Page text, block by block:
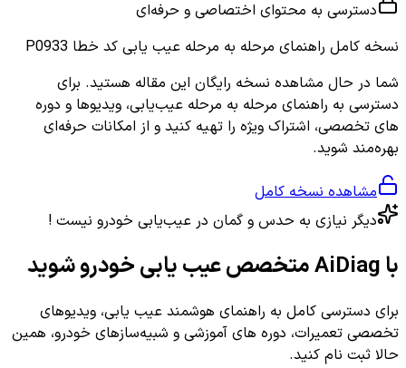
دسترسی به محتوای اختصاصی و حرفه‌ای
نسخه کامل راهنمای مرحله به مرحله عیب یابی کد خطا P0933
شما در حال مشاهده نسخه رایگان این مقاله هستید. برای
دسترسی به راهنمای مرحله به مرحله عیب‌یابی، ویدیوها و دوره
های تخصصی، اشتراک ویژه را تهیه کنید و از امکانات حرفه‌ای
بهره‌مند شوید.
مشاهده نسخه کامل
دیگر نیازی به حدس و گمان در عیب‌یابی خودرو نیست !
با AiDiag متخصص عیب یابی خودرو شوید
برای دسترسی کامل به راهنمای هوشمند عیب یابی، ویدیوهای
تخصصی تعمیرات، دوره های آموزشی و شبیه‌سازهای خودرو، همین
حالا ثبت نام کنید.